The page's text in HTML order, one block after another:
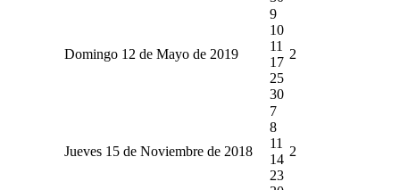
Domingo 12 de Mayo de 2019
9
10
11
17
25
30
2
Jueves 15 de Noviembre de 2018
7
8
11
14
23
2